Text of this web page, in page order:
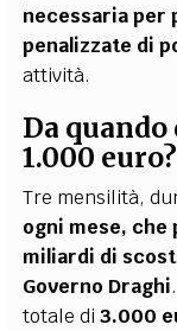
necessaria per
penalizzate di
attività.
Da
1.000 euro?
Tre mensilità,
ogni mese, che
miliardi di
Governo Draghi
totale di3.000